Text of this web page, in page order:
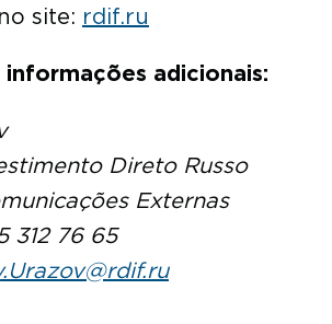
site: rdif.ru
adicionais:
Direto Russo
Externas
312 76 65